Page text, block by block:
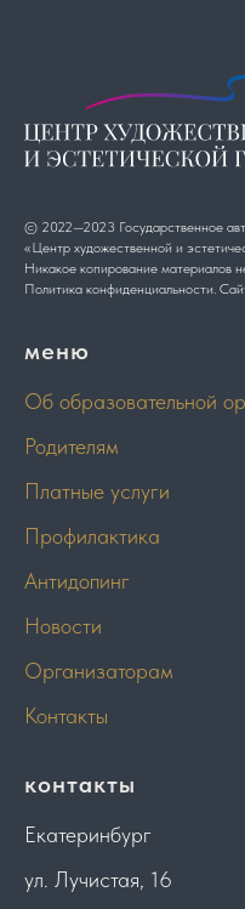
© 2022—2023 Государственное
«Центр художественной и
Никакое копирование материалов
Политика конфиденциальности.
меню
Об образовательной
Родителям
Платные услуги
Профилактика
Антидопинг
Новости
Организаторам
Контакты
контакты
Екатеринбург
ул. Лучистая, 16